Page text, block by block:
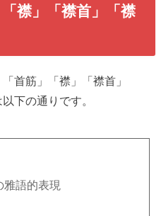
襟」「襟首」「襟
首筋」「襟」「襟首」
下の通りです。
雅語的表現